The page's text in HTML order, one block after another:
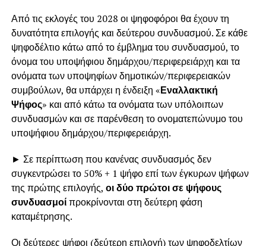
Από τις εκλογές του 2028 οι ψηφοφόροι θα έχουν τη
δυνατότητα επιλογής και δεύτερου συνδυασμού. Σε κάθε
ψηφοδέλτιο κάτω από το έμβλημα του συνδυασμού, το
όνομα του υποψήφιου δημάρχου/περιφερειάρχη και τα
ονόματα των υποψηφίων δημοτικών/περιφερειακών
συμβούλων, θα υπάρχει η ένδειξη «Εναλλακτική
Ψήφος» και από κάτω τα ονόματα των υπόλοιπων
συνδυασμών και σε παρένθεση το ονοματεπώνυμο του
υποψήφιου δημάρχου/περιφερειάρχη.
► Σε περίπτωση που κανένας συνδυασμός δεν
συγκεντρώσει το 50% + 1 ψήφο επί των έγκυρων ψήφων
της πρώτης επιλογής, οι δύο πρώτοι σε ψήφους
συνδυασμοίπροκρίνονται στη δεύτερη φάση
καταμέτρησης.
Οι δεύτερες ψήφοι (δεύτερη επιλογή) των ψηφοδελτίων